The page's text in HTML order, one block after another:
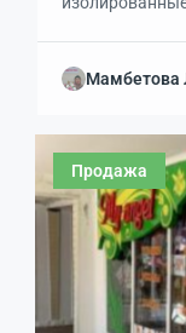
под ключ с
мойка,
парикмахера,
визажа и
Мамбетова
Продажа